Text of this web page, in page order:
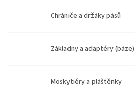
Chrániče a držáky pásů
Základny a adaptéry (báze)
Moskytiéry a pláštěnky